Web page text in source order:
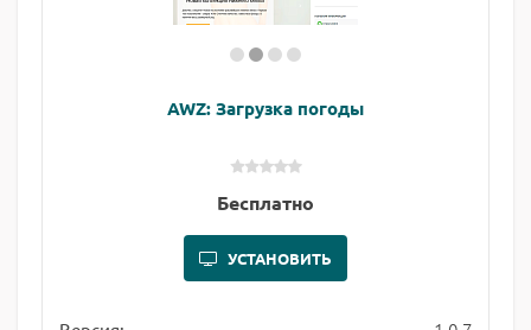
AWZ: Загрузка погоды
Бесплатно
УСТАНОВИТЬ